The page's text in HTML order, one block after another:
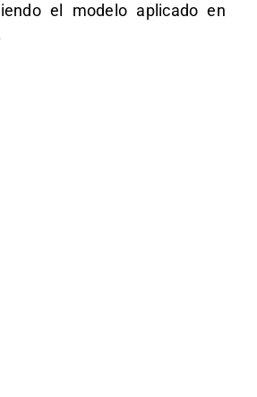
el modelo aplicado en